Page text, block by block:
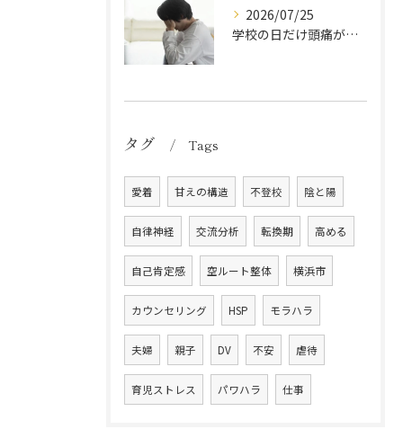
2026/07/25
学校の日だけ頭痛が出る中学生の心理状態とは？原因と親の正しい対応法
タグ Tags
愛着 甘えの構造 不登校 陰と陽
自律神経 交流分析 転換期 高める
自己肯定感 空ルート整体 横浜市
カウンセリング HSP モラハラ
夫婦 親子 DV 不安 虐待
育児ストレス パワハラ 仕事